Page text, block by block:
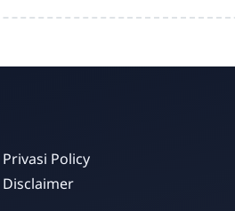
Privasi Policy
Disclaimer